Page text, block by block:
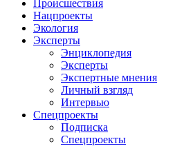
Происшествия
Нацпроекты
Экология
Эксперты
Энциклопедия
Эксперты
Экспертные мнения
Личный взгляд
Интервью
Спецпроекты
Подписка
Спецпроекты